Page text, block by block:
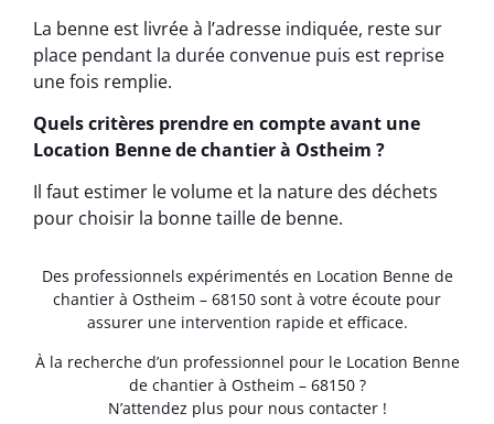
La benne est livrée à l’adresse indiquée, reste sur
place pendant la durée convenue puis est reprise
une fois remplie.
Quels critères prendre en compte avant une
Location Benne de chantier à Ostheim ?
Il faut estimer le volume et la nature des déchets
pour choisir la bonne taille de benne.
Des professionnels expérimentés en Location Benne de
chantier à Ostheim – 68150 sont à votre écoute pour
assurer une intervention rapide et efficace.
À la recherche d’un professionnel pour le Location Benne
de chantier à Ostheim – 68150 ?
N’attendez plus pour nous contacter !